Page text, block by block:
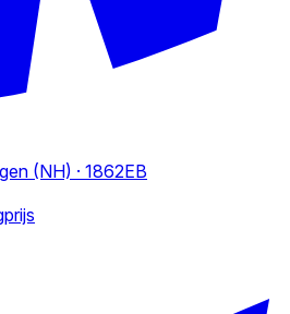
(NH) · 1862EB